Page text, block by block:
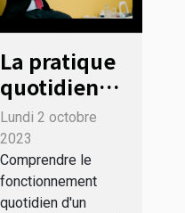
La pratique
quotidienne
dans une
étude
d'avocats à
Paris
Lundi 2 octobre
2023
Comprendre le
fonctionnement
quotidien d'un